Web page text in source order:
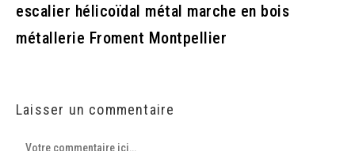
escalier hélicoïdal métal marche en bois
métallerie Froment Montpellier
Laisser un commentaire